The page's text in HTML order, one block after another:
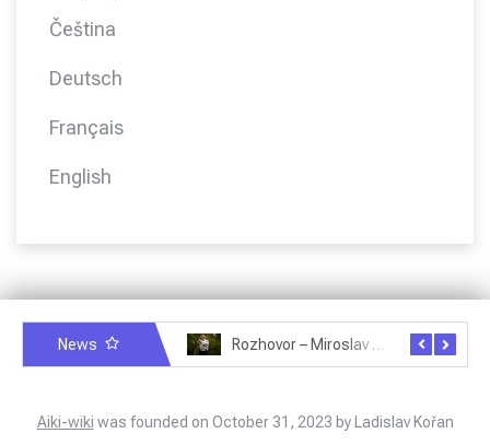
Čeština
Deutsch
Français
English
News Rozhovor – Miroslav Šmíd – 22.3.2025
Aiki-wiki was founded on October 31, 2023 by Ladislav Kořan